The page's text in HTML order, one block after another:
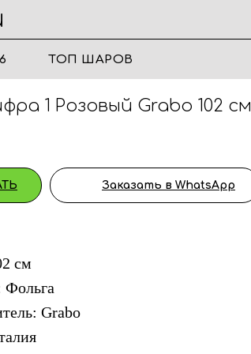
ТОП ШАРОВ
1 Розовый Grabo 102 см
Заказать в WhatsApp
см
Фольга
Grabo